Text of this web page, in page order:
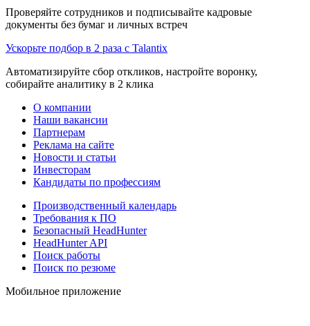
Проверяйте сотрудников и подписывайте кадровые
документы без бумаг и личных встреч
Ускорьте подбор в 2 раза с Talantix
Автоматизируйте сбор откликов, настройте воронку,
собирайте аналитику в 2 клика
О компании
Наши вакансии
Партнерам
Реклама на сайте
Новости и статьи
Инвесторам
Кандидаты по профессиям
Производственный календарь
Требования к ПО
Безопасный HeadHunter
HeadHunter API
Поиск работы
Поиск по резюме
Мобильное приложение